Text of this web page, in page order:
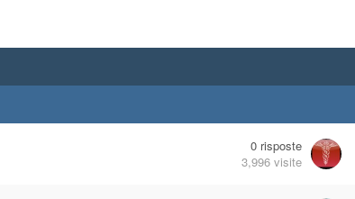
0 risposte
3,996 visite